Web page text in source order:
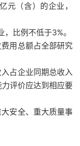
元（含）的企业，
比例不低于3%。
用总额占全部研究
入占企业同期总收入
评价应达到相应要
大安全、重大质量事